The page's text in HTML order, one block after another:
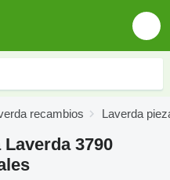
recambios Laverda
3790